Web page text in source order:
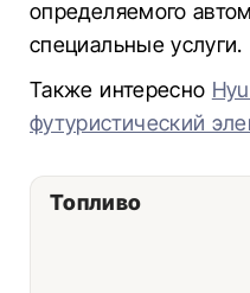
определяемого
специальные услуги.
Также интересно
футуристический
Топливо